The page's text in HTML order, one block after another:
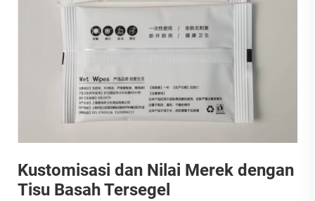
Kustomisasi dan Nilai Merek dengan
Tisu Basah Tersegel